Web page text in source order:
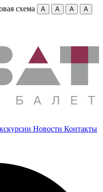
схема A A A
A
Новости Контакты